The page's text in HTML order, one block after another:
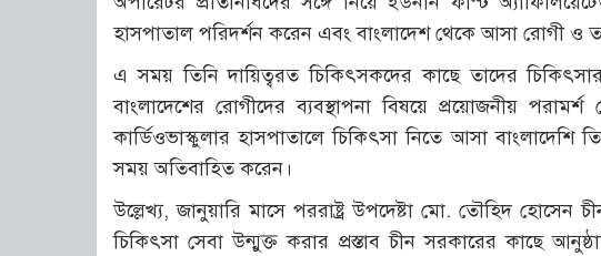
হাসপাতাল পরিদর্শন করেন এবং বাংলাদেশ থেকে আসা রোগী ও
এ সময় তিনি দায়িত্বরত চিকিৎসকদের কাছে তাদের
বাংলাদেশের রোগীদের ব্যবস্থাপনা বিষয়ে প্রয়োজনীয়
কার্ডিওভাস্কুলার হাসপাতালে চিকিৎসা নিতে আসা
সময় অতিবাহিত করেন।
উল্লেখ্য, জানুয়ারি মাসে পররাষ্ট্র উপদেষ্টা মো. তৌহিদ হোসেন
চিকিৎসা সেবা উন্মুক্ত করার প্রস্তাব চীন সরকারের কাছে